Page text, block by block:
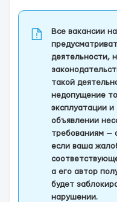
Все вакансии
деятельности,
такой
недопущение
эксплуатации и
объявлении
требованиям —
если ваша
а его автор
будет
нарушении.